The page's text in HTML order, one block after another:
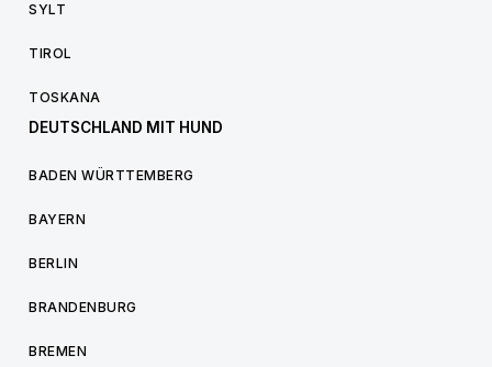
SYLT
TIROL
TOSKANA
DEUTSCHLAND MIT HUND
BADEN WÜRTTEMBERG
BAYERN
BERLIN
BRANDENBURG
BREMEN